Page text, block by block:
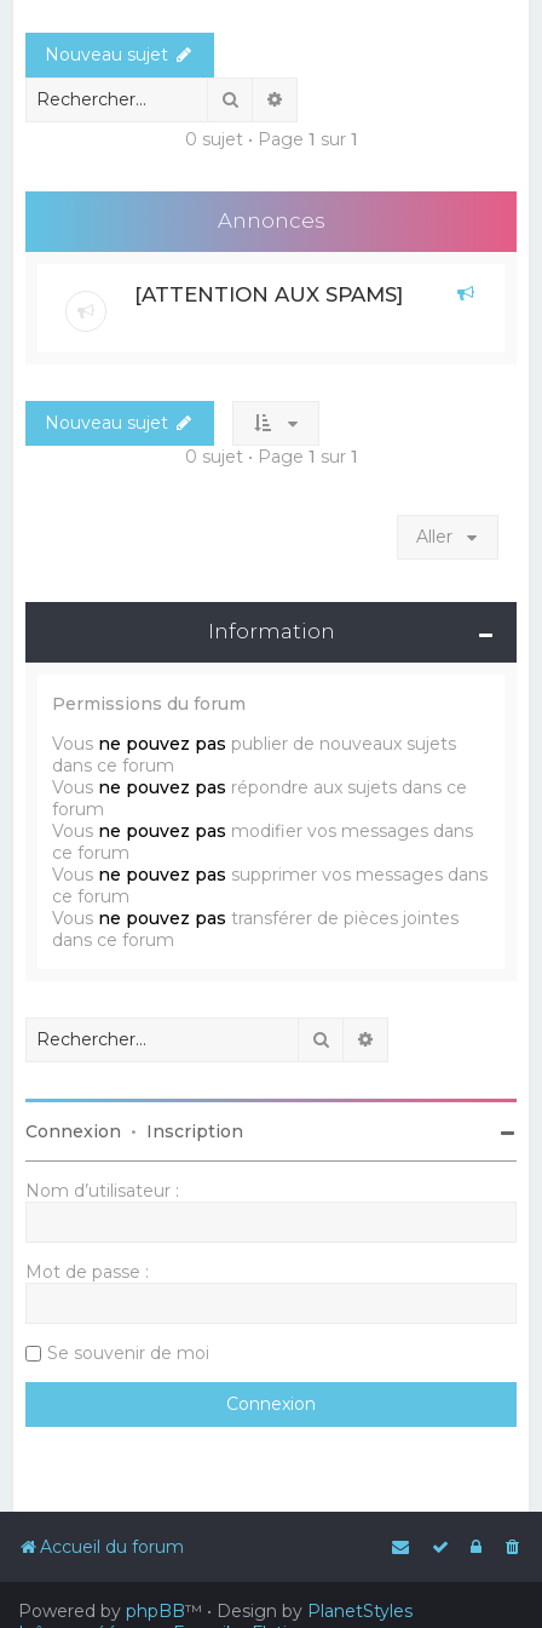
r
Nouveau sujet
Rechercher
0 sujet • Page 1 sur 1
Annonces
[ATTENTION AUX SPAMS]
Nouveau sujet
0 sujet • Page 1 sur 1
Aller
Information
Permissions du forum
Vous ne pouvez pas publier de nouveaux sujets
dans ce forum
Vous ne pouvez pas répondre aux sujets dans ce
forum
Vous ne pouvez pas modifier vos messages dans
ce forum
Vous ne pouvez pas supprimer vos messages dans
ce forum
Vous ne pouvez pas transférer de pièces jointes
dans ce forum
Rechercher
Connexion • Inscription
Nom d’utilisateur :
Mot de passe :
Se souvenir de moi
Accueil du forum
Powered by phpBB™ • Design by PlanetStyles